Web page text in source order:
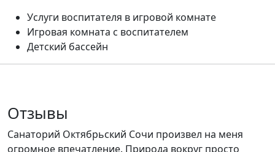
Услуги воспитателя в игровой комнате
Игровая комната с воспитателем
Детский бассейн
Отзывы
Санаторий Октябрьский Сочи произвел на меня
огромное впечатление. Природа вокруг просто